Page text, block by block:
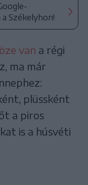
Székelyhon!
van a régi
ma már
plüssként
a piros
is a húsvéti